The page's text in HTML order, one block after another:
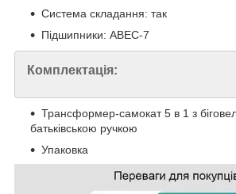
Система складання: так
Підшипники: ABEC-7
Комплектація:
Трансформер-самокат 5 в 1 з
батьківською ручкою
Упаковка